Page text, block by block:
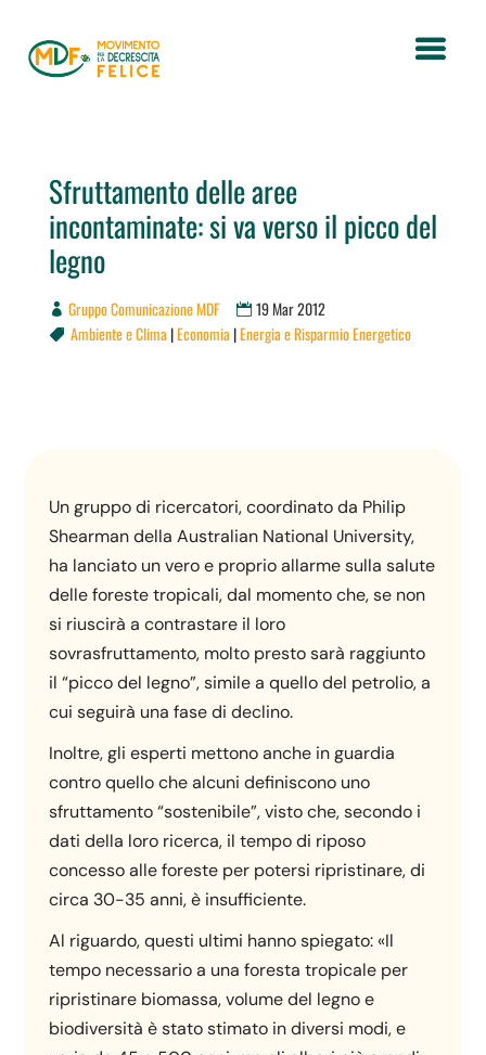
Sfruttamento delle aree
incontaminate: si va verso il picco del
legno
Gruppo Comunicazione MDF 19 Mar 2012
 Ambiente e Clima |Economia |Energia e Risparmio Energetico
Un gruppo di ricercatori, coordinato da Philip
Shearman della Australian National University,
ha lanciato un vero e proprio allarme sulla salute
delle foreste tropicali, dal momento che, se non
si riuscirà a contrastare il loro
sovrasfruttamento, molto presto sarà raggiunto
il “picco del legno”, simile a quello del petrolio, a
cui seguirà una fase di declino.
Inoltre, gli esperti mettono anche in guardia
contro quello che alcuni definiscono uno
sfruttamento “sostenibile”, visto che, secondo i
dati della loro ricerca, il tempo di riposo
concesso alle foreste per potersi ripristinare, di
circa 30-35 anni, è insufficiente.
Al riguardo, questi ultimi hanno spiegato: «Il
tempo necessario a una foresta tropicale per
ripristinare biomassa, volume del legno e
biodiversità è stato stimato in diversi modi, e